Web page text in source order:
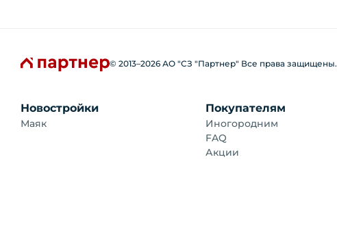
© 2013–2026 АО "СЗ "Партнер" Все права защищены.
Новостройки
Маяк
Покупателям
Иногородним
FAQ
Акции